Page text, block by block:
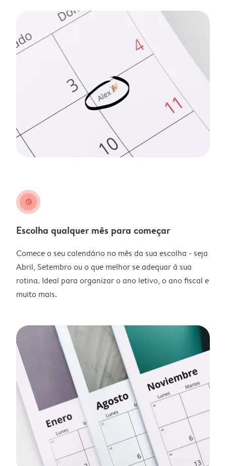
clock
Escolha qualquer mês para começar
Comece o seu calendário no mês da sua escolha - seja
Abril, Setembro ou o que melhor se adequar à sua
rotina. Ideal para organizar o ano letivo, o ano fiscal e
muito mais.